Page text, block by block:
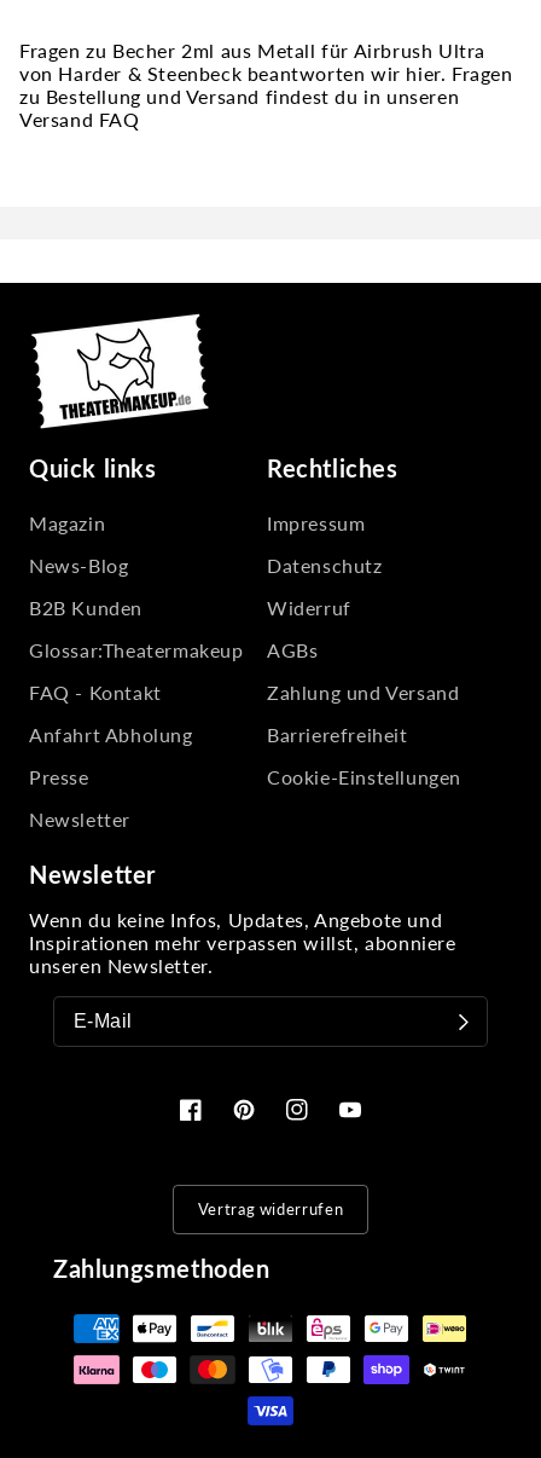
Fragen zu Becher 2ml aus Metall für Airbrush Ultra
von Harder & Steenbeck beantworten wir hier. Fragen
zu Bestellung und Versand findest du in unseren
Versand FAQ
Quick links
Magazin
News-Blog
B2B Kunden
Glossar:Theatermakeup
FAQ - Kontakt
Anfahrt Abholung
Presse
Newsletter
Rechtliches
Impressum
Datenschutz
Widerruf
AGBs
Zahlung und Versand
Barrierefreiheit
Cookie-Einstellungen
Newsletter
Wenn du keine Infos, Updates, Angebote und
Inspirationen mehr verpassen willst, abonniere
unseren Newsletter.
FacebookPinterestInstagramYouTube
Vertrag widerrufen
Zahlungsmethoden